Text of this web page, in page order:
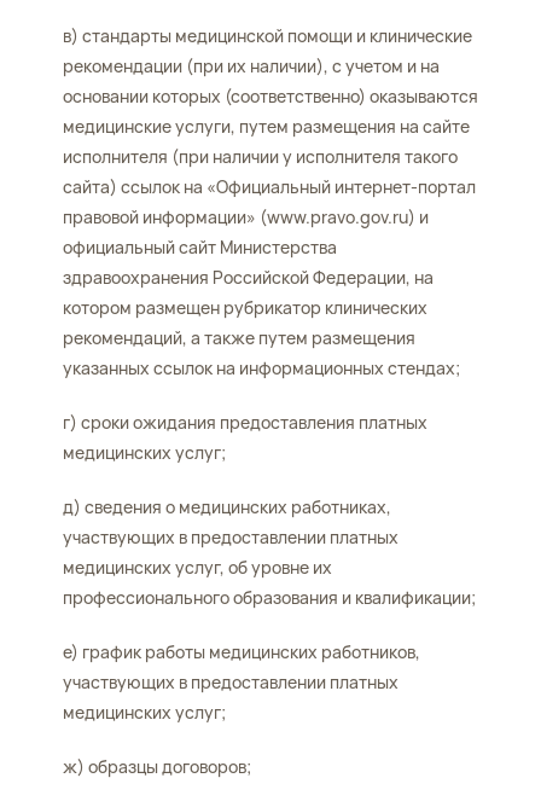
в) стандарты медицинской помощи и клинические
рекомендации (при их наличии), с учетом и на
основании которых (соответственно) оказываются
медицинские услуги, путем размещения на сайте
исполнителя (при наличии у исполнителя такого
сайта) ссылок на «Официальный интернет-портал
правовой информации» (www.pravo.gov.ru) и
официальный сайт Министерства
здравоохранения Российской Федерации, на
котором размещен рубрикатор клинических
рекомендаций, а также путем размещения
указанных ссылок на информационных стендах;
г) сроки ожидания предоставления платных
медицинских услуг;
д) сведения о медицинских работниках,
участвующих в предоставлении платных
медицинских услуг, об уровне их
профессионального образования и квалификации;
е) график работы медицинских работников,
участвующих в предоставлении платных
медицинских услуг;
ж) образцы договоров;